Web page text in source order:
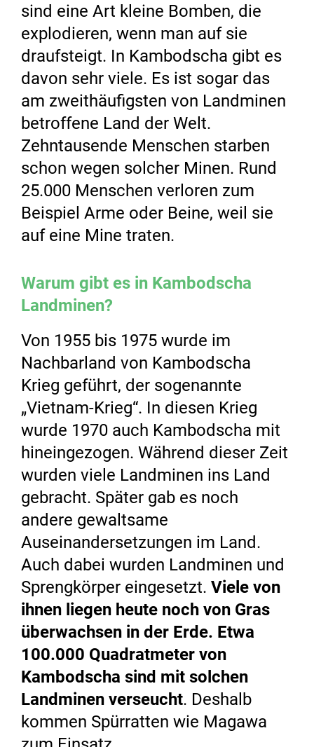
sind eine Art kleine Bomben, die
explodieren, wenn man auf sie
draufsteigt. In Kambodscha gibt es
davon sehr viele. Es ist sogar das
am zweithäufigsten von Landminen
betroffene Land der Welt.
Zehntausende Menschen starben
schon wegen solcher Minen. Rund
25.000 Menschen verloren zum
Beispiel Arme oder Beine, weil sie
auf eine Mine traten.
Warum gibt es in Kambodscha
Landminen?
Von 1955 bis 1975 wurde im
Nachbarland von Kambodscha
Krieg geführt, der sogenannte
„Vietnam-Krieg“. In diesen Krieg
wurde 1970 auch Kambodscha mit
hineingezogen. Während dieser Zeit
wurden viele Landminen ins Land
gebracht. Später gab es noch
andere gewaltsame
Auseinandersetzungen im Land.
Auch dabei wurden Landminen und
Sprengkörper eingesetzt. Viele von
ihnen liegen heute noch von Gras
überwachsen in der Erde. Etwa
100.000 Quadratmeter von
Kambodscha sind mit solchen
Landminen verseucht. Deshalb
kommen Spürratten wie Magawa